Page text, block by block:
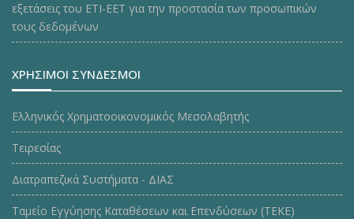
εξετάσεις του ΕΤΙ-ΕΕΤ για την προστασία των προσωπικών
τους δεδομένων
ΧΡΗΣΙΜΟΙ ΣΥΝΔΕΣΜΟΙ
Ελληνικός Χρηματοοικονομικός Μεσολαβητής
Τειρεσίας
Διατραπεζικά Συστήματα - ΔΙΑΣ
Ταμείο Εγγύησης Καταθέσεων και Επενδύσεων (ΤΕΚE)